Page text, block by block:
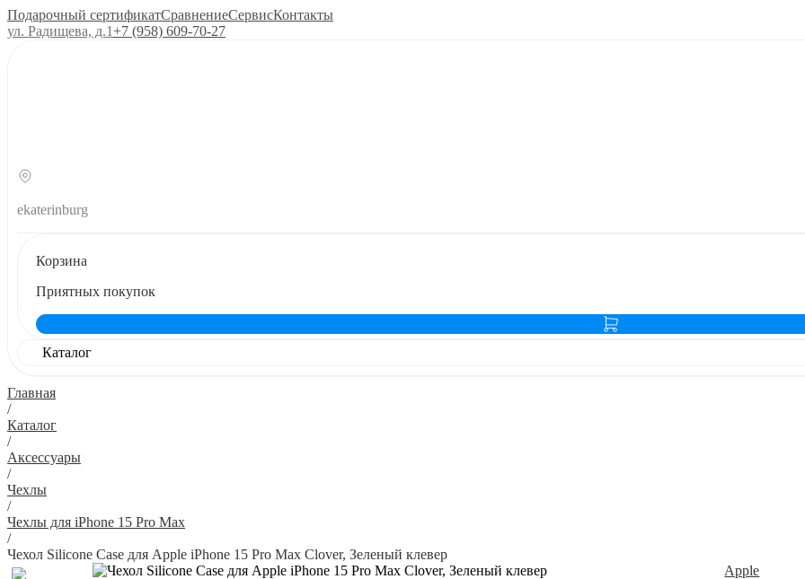
Подарочный сертификатСравнениеСервисКонтакты
ул. Радищева, д.1+7 (958) 609‑70‑27
ekaterinburg
Корзина
Приятных покупок
Каталог
Главная
/
Каталог
/
Аксессуары
/
Чехлы
/
Чехлы для iPhone 15 Pro Max
/
Чехол Silicone Case для Apple iPhone 15 Pro Max Clover, Зеленый клевер
Apple